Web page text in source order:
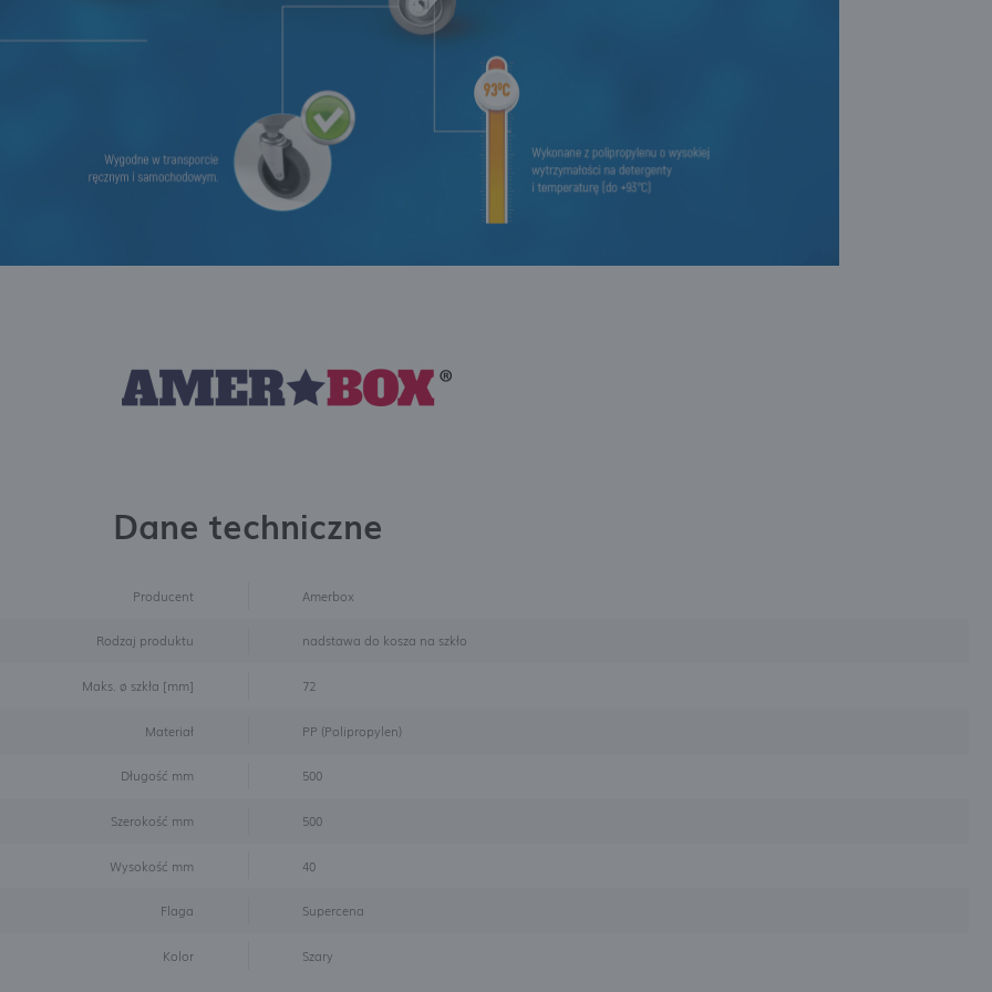
Dane techniczne
Producent Amerbox
Rodzaj produktu nadstawa do kosza na szkło
Maks. ø szkła [mm] 72
Materiał PP (Polipropylen)
Długość mm 500
Szerokość mm 500
Wysokość mm 40
Flaga Supercena
Kolor Szary